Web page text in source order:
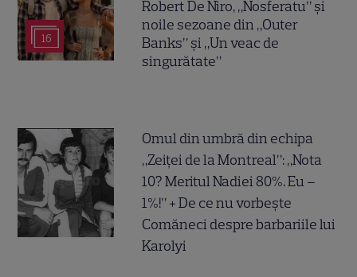
16
Robert De Niro, „Nosferatu” și
noile sezoane din „Outer
Banks” și „Un veac de
singurătate”
Omul din umbră din echipa
„Zeiței de la Montreal”: „Nota
10? Meritul Nadiei 80%. Eu –
1%!” + De ce nu vorbește
Comăneci despre barbariile lui
Karolyi